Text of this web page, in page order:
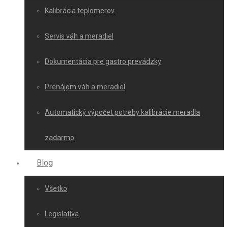
Kalibrácia teplomerov
Servis váh a meradiel
Dokumentácia pre gastro prevádzky
Prenájom váh a meradiel
Automatický výpočet potreby kalibrácie meradla
zadarmo
Blog
Všetko
Legislatíva